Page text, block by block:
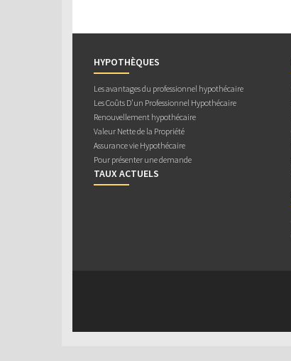
HYPOTHÈQUES
Les avantages du professionnel hypothécaire
Les Coûts D’un Professionnel Hypothécaire
Renouvellement hypothécaire
Valeur Nette de la Propriété
Assurance vie Hypothécaire
Pour présenter une demande
TAUX ACTUELS